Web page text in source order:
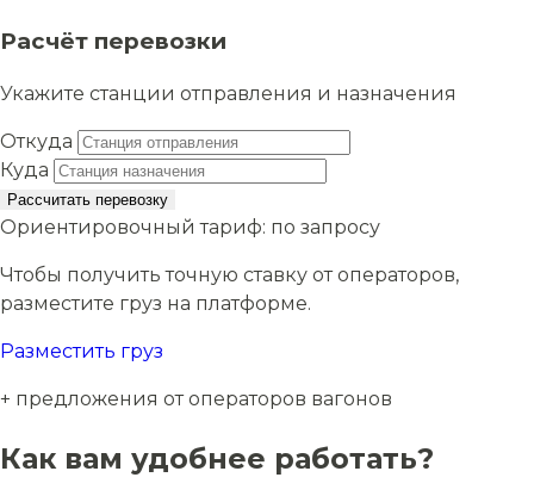
Расчёт перевозки
Укажите станции отправления и назначения
Откуда
Куда
Рассчитать перевозку
Ориентировочный тариф: по запросу
Чтобы получить точную ставку от операторов,
разместите груз на платформе.
Разместить груз
+ предложения от операторов вагонов
Как вам удобнее работать?